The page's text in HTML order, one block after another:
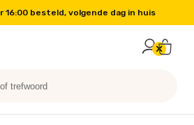
16:00 besteld, volgende dag in huis